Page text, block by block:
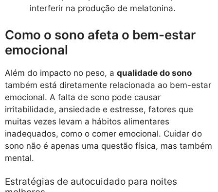
interferir na produção de melatonina.
Como o sono afeta o bem-estar
emocional
Além do impacto no peso, a qualidade do sono
também está diretamente relacionada ao bem-estar
emocional. A falta de sono pode causar
irritabilidade, ansiedade e estresse, fatores que
muitas vezes levam a hábitos alimentares
inadequados, como o comer emocional. Cuidar do
sono não é apenas uma questão física, mas também
mental.
Estratégias de autocuidado para noites